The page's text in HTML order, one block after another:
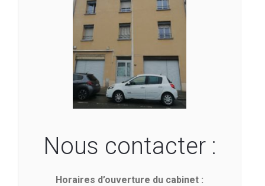
Nous contacter :
Horaires d’ouverture du cabinet :